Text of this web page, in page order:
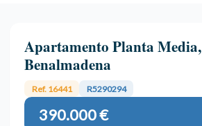
Apartamento Planta Media,
Benalmadena
Ref. 16441 R5290294
390.000 €